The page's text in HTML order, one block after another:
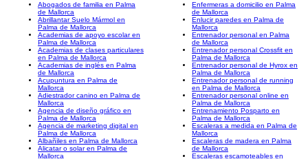
Abogados de familia en Palma
de Mallorca
Abrillantar Suelo Mármol en
Palma de Mallorca
Academias de apoyo escolar en
Palma de Mallorca
Academias de clases particulares
en Palma de Mallorca
Academias de inglés en Palma
de Mallorca
Acupuntura en Palma de
Mallorca
Adiestrador canino en Palma de
Mallorca
Agencia de diseño gráfico en
Palma de Mallorca
Agencia de marketing digital en
Palma de Mallorca
Albañiles en Palma de Mallorca
Alicatar o solar en Palma de
Mallorca
Enfermeras a domicilio en Palma
de Mallorca
Enlucir paredes en Palma de
Mallorca
Entrenador personal en Palma
de Mallorca
Entrenador personal Crossfit en
Palma de Mallorca
Entrenador personal de Hyrox en
Palma de Mallorca
Entrenador personal de running
en Palma de Mallorca
Entrenador personal online en
Palma de Mallorca
Entrenamiento Posparto en
Palma de Mallorca
Escaleras a medida en Palma de
Mallorca
Escaleras de madera en Palma
de Mallorca
Escaleras escamoteables en